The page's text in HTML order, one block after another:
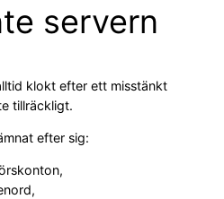
servern
klokt efter ett misstänkt
tillräckligt.
efter sig: